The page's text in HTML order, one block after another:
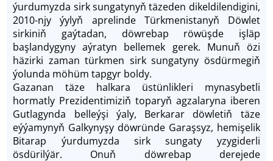
ýurdumyzda sirk sungatynyň täzeden dikeldilendigini,
2010-njy ýylyň aprelinde Türkmenistanyň Döwlet
sirkiniň gaýtadan, döwrebap röwüşde işläp
başlandygyny aýratyn bellemek gerek. Munuň özi
häzirki zaman türkmen sirk sungatyny ösdürmegiň
ýolunda möhüm tapgyr boldy.
Gazanan täze halkara üstünlikleri mynasybetli
hormatly Prezidentimiziň toparyň agzalaryna iberen
Gutlagynda belleýşi ýaly, Berkarar döwletiň täze
eýýamynyň Galkynyşy döwründe Garaşsyz, hemişelik
Bitarap ýurdumyzda sirk sungaty yzygiderli
ösdürilýär. Onuň döwrebap derejede